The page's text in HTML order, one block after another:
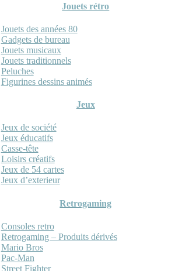
Jouets rétro
Jouets des années 80
Gadgets de bureau
Jouets musicaux
Jouets traditionnels
Peluches
Figurines dessins animés
Jeux
Jeux de société
Jeux éducatifs
Casse-tête
Loisirs créatifs
Jeux de 54 cartes
Jeux d’exterieur
Retrogaming
Consoles retro
Retrogaming – Produits dérivés
Mario Bros
Pac-Man
Street Fighter